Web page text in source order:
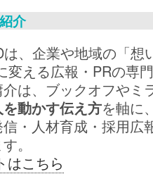
介
、企業や地域の「想
変える広報・PRの専門
は、ブックオフやミ
を動かす伝え方を軸に
・人材育成・採用広
。
はこちら